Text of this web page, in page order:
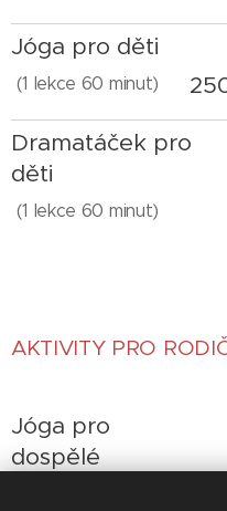
Jóga pro děti
(1 lekce 60 minut)
Dramatáček pro
děti
(1 lekce 60 minut)
AKTIVITY PRO
Jóga pro
dospělé